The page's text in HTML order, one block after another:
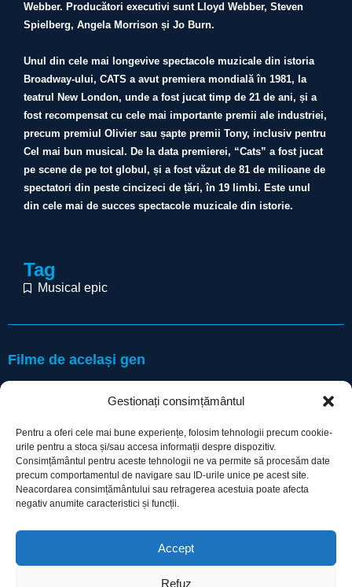
Gestionați consimțământul
Pentru a oferi cele mai bune experiențe, folosim tehnologii precum cookie-
urile pentru a stoca și/sau accesa informații despre dispozitiv.
Consimțământul pentru aceste tehnologii ne va permite să procesăm date
precum comportamentul de navigare sau ID-urile unice pe acest site.
Neacordarea consimțământului sau retragerea acestuia poate afecta
negativ anumite caracteristici și funcții.
Accept
Refuz
Webber. Producători executivi sunt Lloyd Webber, Steven
Spielberg, Angela Morrison și Jo Burn.
Unul din cele mai longevive spectacole muzicale din istoria
Broadway-ului, CATS a avut premiera mondială în 1981, la
teatrul New London, unde a fost jucat timp de 21 de ani, și a
fost recompensat cu cele mai importante premii ale industriei,
precum premiul Olivier sau șapte premii Tony, inclusiv pentru
Cel mai bun musical. De la data premierei, “Cats” a fost jucat
pe scene de pe tot globul, și a fost văzut de 81 de milioane de
spectatori din peste cincizeci de țări, în 19 limbi. Este unul
din cele mai de succes spectacole muzicale din istorie.
Tag
Musical epic
Filme de același gen
Utile
Declarație cookie-uri